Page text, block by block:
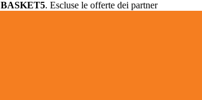
BASKET5. Escluse le offerte dei partner